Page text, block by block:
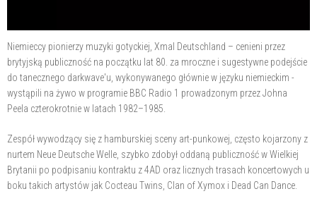
Niemieccy pionierzy muzyki gotyckiej, Xmal Deutschland – cenieni przez
brytyjską publiczność na początku lat 80. za mroczne i sugestywne podejście
do tanecznego darkwave'u, wykonywanego głównie w języku niemieckim -
wystąpili na żywo w programie BBC Radio 1 prowadzonym przez Johna
Peela czterokrotnie w latach 1982–1985.
Zespół wywodzący się z hamburskiej sceny art-punkowej, często kojarzony z
nurtem Neue Deutsche Welle, szybko zdobył oddaną publiczność w Wielkiej
Brytanii po podpisaniu kontraktu z 4AD oraz licznych trasach koncertowych u
boku takich artystów jak Cocteau Twins, Clan of Xymox i Dead Can Dance.